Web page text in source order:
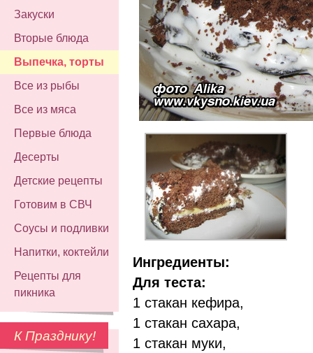
Закуски
Вторые блюда
Выпечка, торты
Все из рыбы
Все из мяса
Первые блюда
Десерты
Детские рецепты
Готовим в СВЧ
Соусы и подливки
Напитки, коктейли
Рецепты для
пикника
К Празднику!
Ингредиенты:
Для теста:
1 стакан кефира,
1 стакан сахара,
1 стакан муки,